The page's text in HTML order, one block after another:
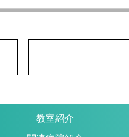
教室紹介